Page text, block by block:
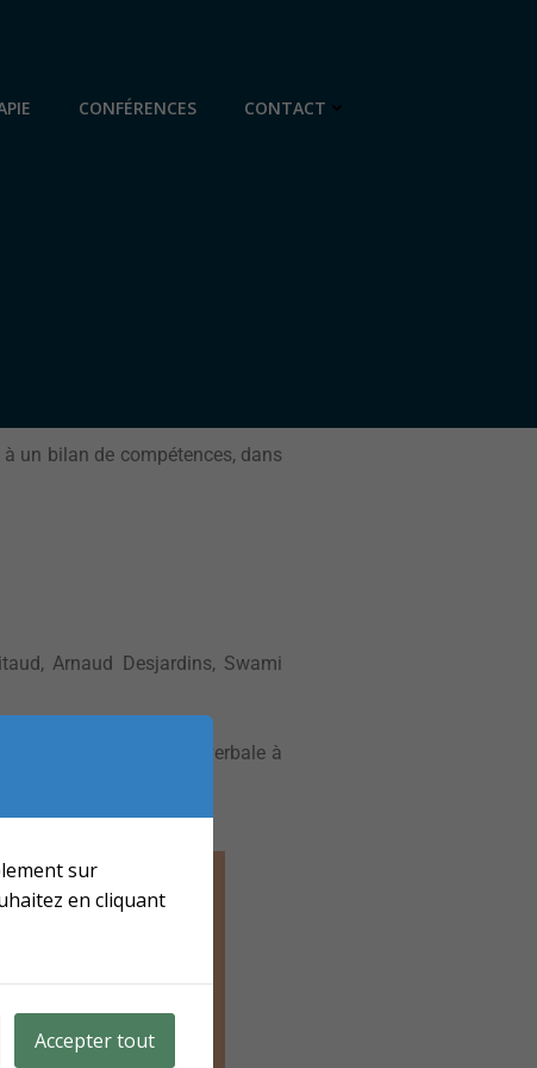
CONFÉRENCES CONTACT
un bilan de compétences, dans
Arnaud Desjardins, Swami
picturale ou verbale à
sur
en cliquant
Accepter tout